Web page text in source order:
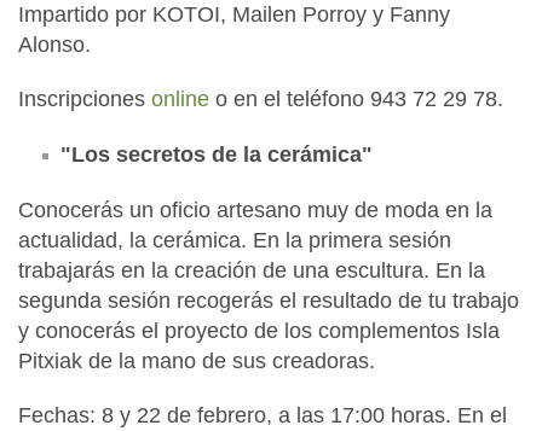
Impartido por KOTOI, Mailen Porroy y Fanny
Alonso.
Inscripciones online o en el teléfono 943 72 29 78.
"Los secretos de la cerámica"
Conocerás un oficio artesano muy de moda en la
actualidad, la cerámica. En la primera sesión
trabajarás en la creación de una escultura. En la
segunda sesión recogerás el resultado de tu trabajo
y conocerás el proyecto de los complementos Isla
Pitxiak de la mano de sus creadoras.
Fechas: 8 y 22 de febrero, a las 17:00 horas. En el